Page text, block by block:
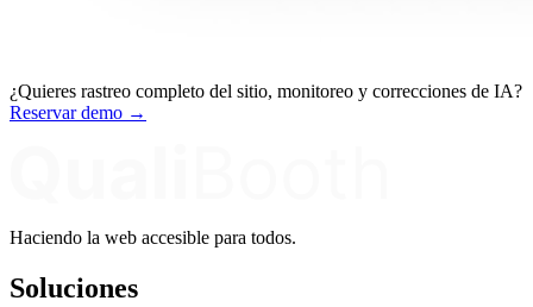
¿Quieres rastreo completo del sitio, monitoreo y correcciones de IA?
Reservar demo →
Haciendo la web accesible para todos.
Soluciones